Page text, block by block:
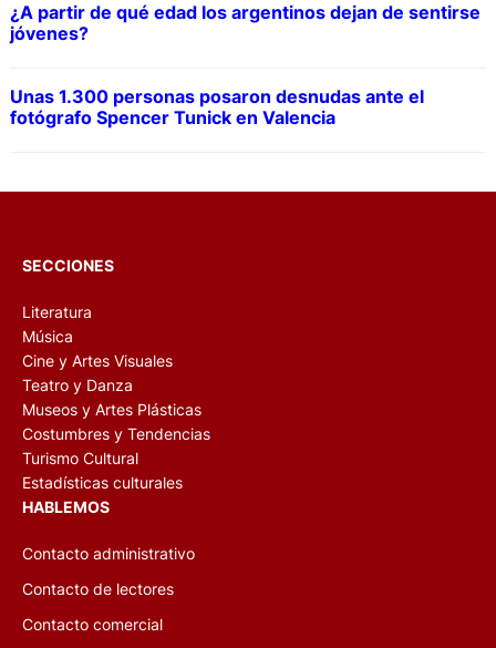
¿A partir de qué edad los argentinos dejan de sentirse
jóvenes?
Unas 1.300 personas posaron desnudas ante el
fotógrafo Spencer Tunick en Valencia
SECCIONES
Literatura
Música
Cine y Artes Visuales
Teatro y Danza
Museos y Artes Plásticas
Costumbres y Tendencias
Turismo Cultural
Estadísticas culturales
HABLEMOS
Contacto administrativo
Contacto de lectores
Contacto comercial